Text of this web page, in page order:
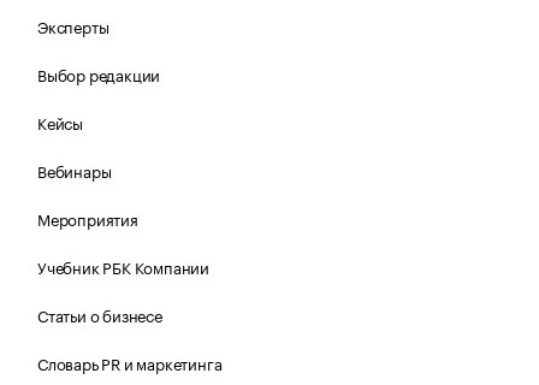
Эксперты
Выбор редакции
Кейсы
Вебинары
Мероприятия
Учебник РБК Компании
Статьи о бизнесе
Словарь PR и маркетинга